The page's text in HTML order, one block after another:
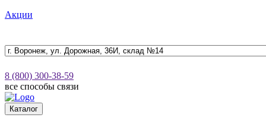
Акции
8 (800) 300-38-59
все способы связи
Каталог